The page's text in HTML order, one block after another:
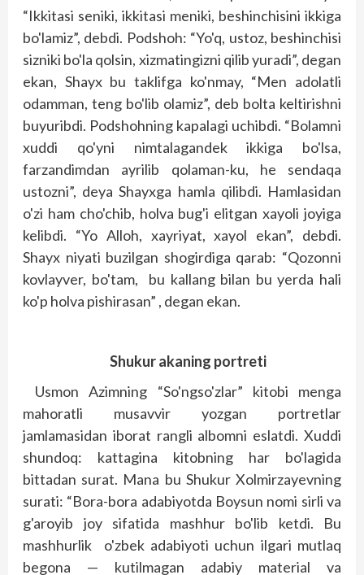
“Ikkitasi seniki, ikkitasi meniki, beshinchisini ikkiga
bo'lamiz”, debdi. Podshoh: “Yo'q, ustoz, beshinchisi
sizniki bo'la qolsin, xizmatingizni qilib yuradi”, degan
ekan, Shayx bu taklifga ko'nmay, “Men adolatli
odamman, teng bo'lib olamiz”, deb bolta keltirishni
buyuribdi. Podshohning kapalagi uchibdi. “Bolamni
xuddi qo'yni nimtalagandek ikkiga bo'lsa,
farzandimdan ayrilib qolaman-ku, he sendaqa
ustozni”, deya Shayxga hamla qilibdi. Hamlasidan
o'zi ham cho'chib, holva bug'i elitgan xayoli joyiga
kelibdi. “Yo Alloh, xayriyat, xayol ekan”, debdi.
Shayx niyati buzilgan shogirdiga qarab: “Qozonni
kovlayver, bo'tam, bu kallang bilan bu yerda hali
ko'p holva pishirasan” , degan ekan.
Shukur akaning portreti
Usmon Azimning “So'ngso'zlar” kitobi menga
mahoratli musavvir yozgan portretlar
jamlamasidan iborat rangli albomni eslatdi. Xuddi
shundoq: kattagina kitobning har bo'lagida
bittadan surat. Mana bu Shukur Xolmirzayevning
surati: “Bora-bora adabiyotda Boysun nomi sirli va
g'aroyib joy sifatida mashhur bo'lib ketdi. Bu
mashhurlik o'zbek adabiyoti uchun ilgari mutlaq
begona — kutilmagan adabiy material va